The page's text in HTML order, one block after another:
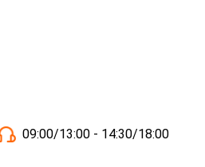
09:00/13:00 - 14:30/18:00